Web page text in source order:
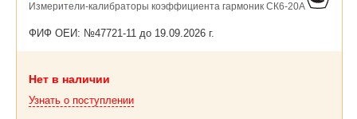
Измерители-калибраторы коэффициента гармоник СК6-20А
ФИФ ОЕИ: №47721-11 до 19.09.2026 г.
Нет в наличии
Узнать о поступлении